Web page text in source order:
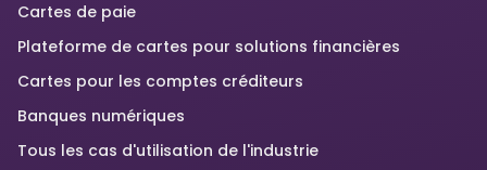
Cartes de paie
Plateforme de cartes pour solutions financières
Cartes pour les comptes créditeurs
Banques numériques
Tous les cas d'utilisation de l'industrie